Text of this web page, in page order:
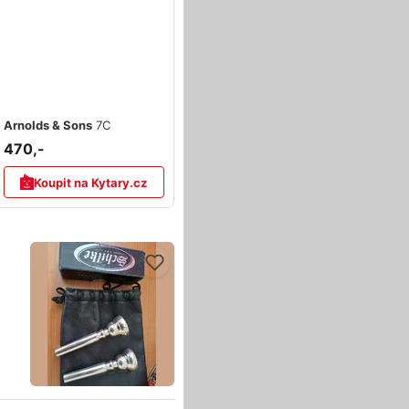
Arnolds & Sons 7C
470,-
Koupit na Kytary.cz